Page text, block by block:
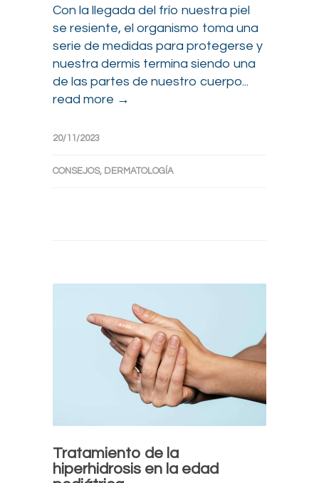
Con la llegada del frío nuestra piel
se resiente, el organismo toma una
serie de medidas para protegerse y
nuestra dermis termina siendo una
de las partes de nuestro cuerpo...
read more →
20/11/2023
CONSEJOS, DERMATOLOGÍA
Tratamiento de la
hiperhidrosis en la edad